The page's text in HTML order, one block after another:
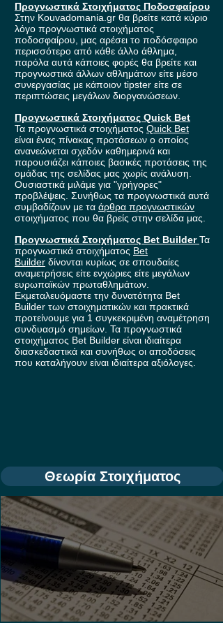
Προγνωστικά Στοιχήματος Ποδοσφαίρου
Στην Kouvadomania.gr θα βρείτε κατά κύριο
λόγο προγνωστικά στοιχήματος
ποδοσφαίρου, μας αρέσει το ποδόσφαιρο
περισσότερο από κάθε άλλο άθλημα,
παρόλα αυτά κάποιες φορές θα βρείτε και
προγνωστικά άλλων αθλημάτων είτε μέσο
συνεργασίας με κάποιον tipster είτε σε
περιπτώσεις μεγάλων διοργανώσεων.
Προγνωστικά Στοιχήματος Quick Bet
Τα προγνωστικά στοιχήματος Quick Bet
είναι ένας πίνακας προτάσεων ο οποίος
ανανεώνεται σχεδόν καθημερινά και
παρουσιάζει κάποιες βασικές προτάσεις της
ομάδας της σελίδας μας χωρίς ανάλυση.
Ουσιαστικά μιλάμε για "γρήγορες"
προβλέψεις. Συνήθως τα προγνωστικά αυτά
συμβαδίζουν με τα άρθρα προγνωστικών
στοιχήματος που θα βρείς στην σελίδα μας.
Προγνωστικά Στοιχήματος Bet BuilderΤα
προγνωστικά στοιχήματος Bet
Builder δίνονται κυρίως σε σπουδαίες
αναμετρήσεις είτε ενχώριες είτε μεγάλων
ευρωπαϊκών πρωταθλημάτων.
Εκμεταλευόμαστε την δυνατότητα Bet
Builder των στοιχηματικών και πρακτικά
προτείνουμε για 1 συγκεκριμένη αναμέτρηση
συνδυασμό σημείων. Τα προγνωστικά
στοιχήματος Bet Builder είναι ιδιαίτερα
διασκεδαστικά και συνήθως οι αποδόσεις
που καταλήγουν είναι ιδιαίτερα αξιόλογες.
Θεωρία Στοιχήματος